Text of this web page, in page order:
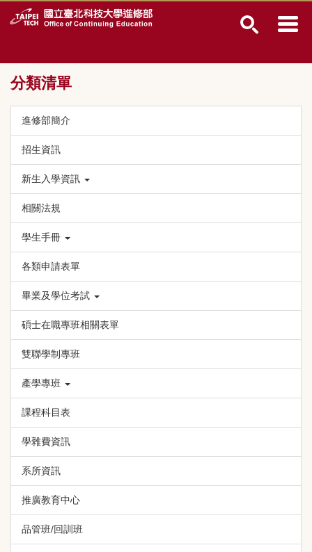
到
容
分類清單
進修部簡介
招生資訊
新生入學資訊
相關法規
學生手冊
各類申請表單
畢業及學位考試
碩士在職專班相關表單
雙聯學制專班
產學專班
課程科目表
學雜費資訊
系所資訊
推廣教育中心
品管班/回訓班